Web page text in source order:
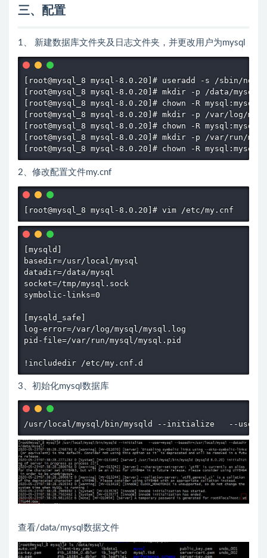
三、配置
1、 新建数据库文件夹及日志文件夹，并更改用户为mysql
[root@mysql_8 mysql-8.0.20]# useradd -s /sbin/
[root@mysql_8 mysql-8.0.20]# mkdir -p /
[root@mysql_8 mysql-8.0.20]# chown -R mysql:mysql
[root@mysql_8 mysql-8.0.20]# mkdir -p /var/log/
[root@mysql_8 mysql-8.0.20]# chown -R
[root@mysql_8 mysql-8.0.20]# mkdir -p /var/run/
[root@mysql_8 mysql-8.0.20]# chown -R mysql:mysql
2、修改配置文件my.cnf
[root@mysql_8 mysql-8.0.20]# vim /etc/my.cnf
[mysqld]
basedir=/usr/local/mysql
datadir=/data/mysql
socket=/tmp/mysql.sock
symbolic-links=0
[mysqld_safe]
log-error=/var/log/mysql/mysql.log
pid-file=/var/run/mysql/mysql.pid
!includedir /etc/my.cnf.d
3、初始化mysql数据库
/usr/local/mysql/bin/mysqld --initialize   --
查看/data/mysql数据文件